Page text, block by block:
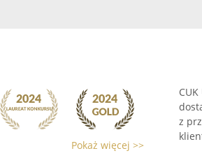
Pokaż więcej >>
z